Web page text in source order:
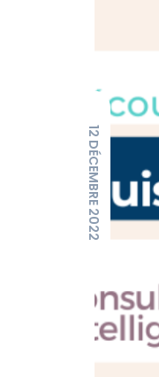
12 DÉCEMBRE 2022